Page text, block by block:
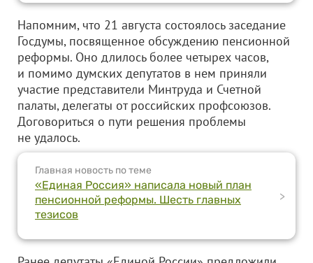
Напомним, что 21 августа состоялось заседание
Госдумы, посвященное обсуждению пенсионной
реформы. Оно длилось более четырех часов,
и помимо думских депутатов в нем приняли
участие представители Минтруда и Счетной
палаты, делегаты от российских профсоюзов.
Договориться о пути решения проблемы
не удалось.
Главная новость по теме
«Единая Россия» написала новый план
пенсионной реформы. Шесть главных
тезисов
>